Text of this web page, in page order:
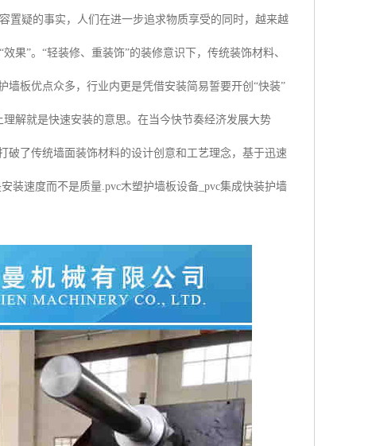
置疑的事实，人们在进一步追求物质享受的同时，越来越
果”。“轻装修、重装饰”的装修意识下，传统装饰材料、
板优点众多，行业内更是凭借安装简易誓要开创“快装”
解就是快速安装的意思。在当今快节奏经济发展大势
破了传统墙面装饰材料的设计创意和工艺理念，基于迅速
装速度而不是质量.pvc木塑护墙板设备_pvc集成快装护墙